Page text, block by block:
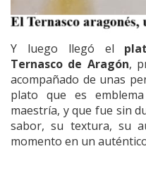
Y luego llegó el
Ternasco de Aragón,
acompañado de unas
plato que es
maestría, y que fue sin
sabor, su textura, su
momento en un